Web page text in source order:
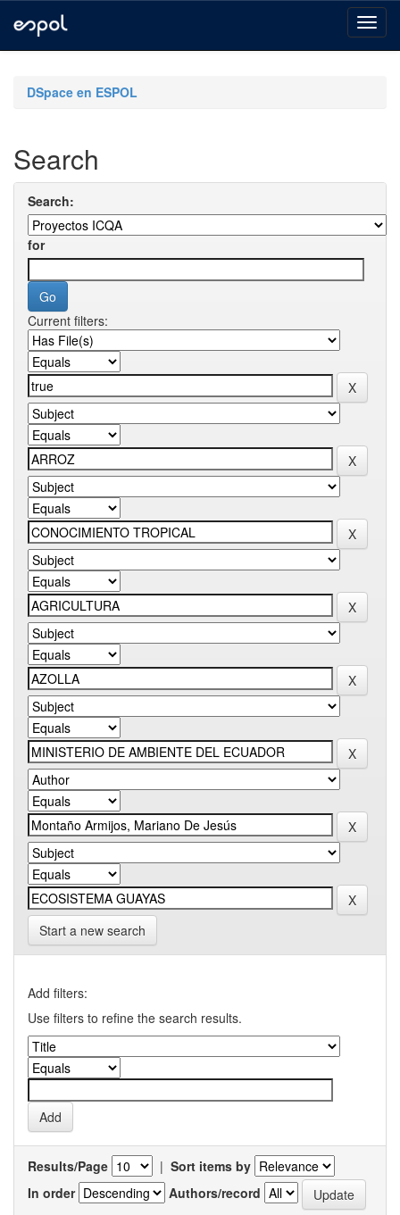
navigationDSpace en ESPOL
Search
Search:
for
Current filters:
Start a new search
Add filters:
Use filters to refine the search results.
Results/Page | Sort items by
In order
Authors/record